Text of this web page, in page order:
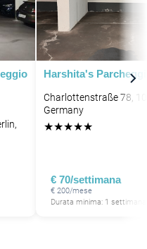
Harshita's
Charlottenstraße 78,
Germany
★★★★★
€ 70/settimana
€ 200/mese
Durata minima: 1 settimana